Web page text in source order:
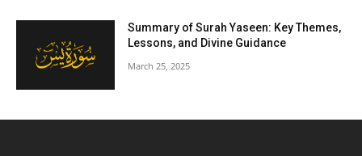
Summary of Surah Yaseen: Key Themes,
Lessons, and Divine Guidance
March 25, 2025